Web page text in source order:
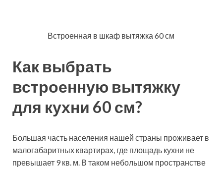
Встроенная в шкаф вытяжка 60 см
Как выбрать
встроенную вытяжку
для кухни 60 см?
Большая часть населения нашей страны проживает в
малогабаритных квартирах, где площадь кухни не
превышает 9 кв. м. В таком небольшом пространстве